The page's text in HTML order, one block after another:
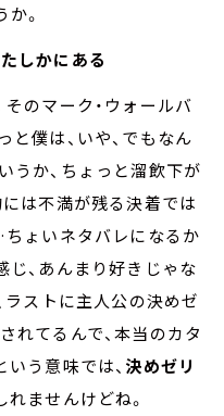
。
しかにある
のマーク・ウォールバ
僕は、いや、でもなん
うか、ちょっと溜飲下が
には不満が残る決着では
ょいネタバレになるか
じ、あんまり好きじゃな
ラストに主人公の決めゼ
れてるんで、本当のカタ
う意味では、 決めゼリ
ませんけどね。